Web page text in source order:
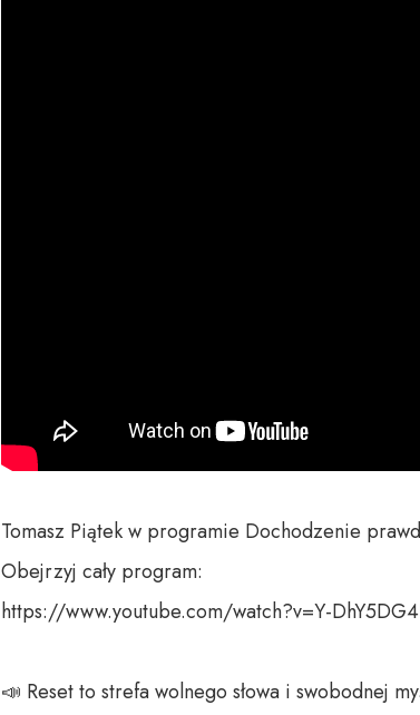
Tomasz Piątek w programie Dochodzenie
Obejrzyj cały program:
https://www.youtube.com/watch?v=Y-
📣 Reset to strefa wolnego słowa i swobodnej